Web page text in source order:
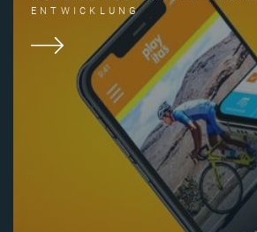
ENTWICKLUNG